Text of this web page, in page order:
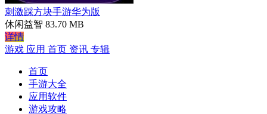
刺激踩方块手游华为版
休闲益智 83.70 MB
详情
游戏 应用 首页 资讯 专辑
首页
手游大全
应用软件
游戏攻略